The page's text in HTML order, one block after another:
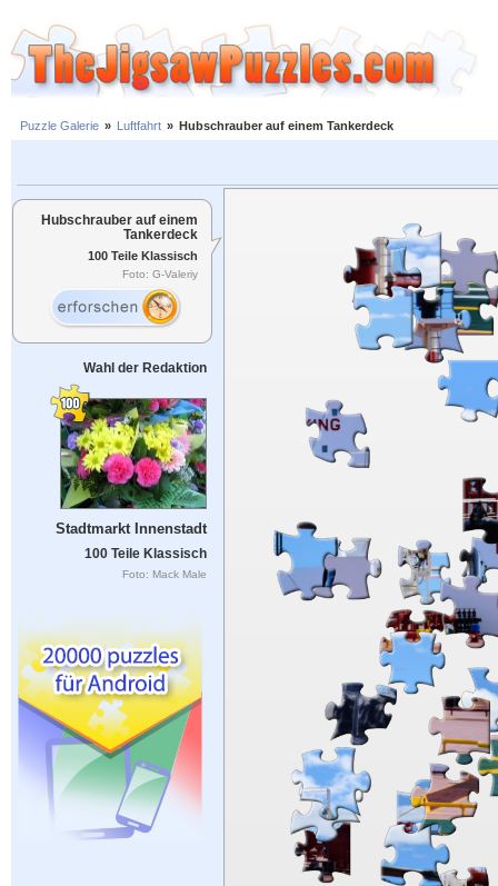
Puzzle Galerie » Luftfahrt » Hubschrauber auf einem Tankerdeck
Hubschrauber auf einem
Tankerdeck
100 Teile Klassisch
Foto: G-Valeriy
Wahl der Redaktion
Stadtmarkt Innenstadt
100 Teile Klassisch
Foto: Mack Male